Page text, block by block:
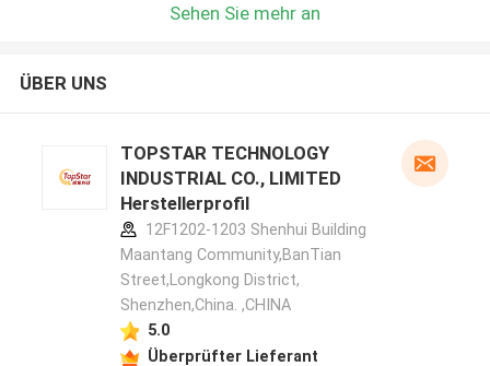
Sehen Sie mehr an
ÜBER UNS
TOPSTAR TECHNOLOGY
INDUSTRIAL CO., LIMITED
Herstellerprofil
12F1202-1203 Shenhui Building
Maantang Community,BanTian
Street,Longkong District,
Shenzhen,China. ,CHINA
5.0
Überprüfter Lieferant